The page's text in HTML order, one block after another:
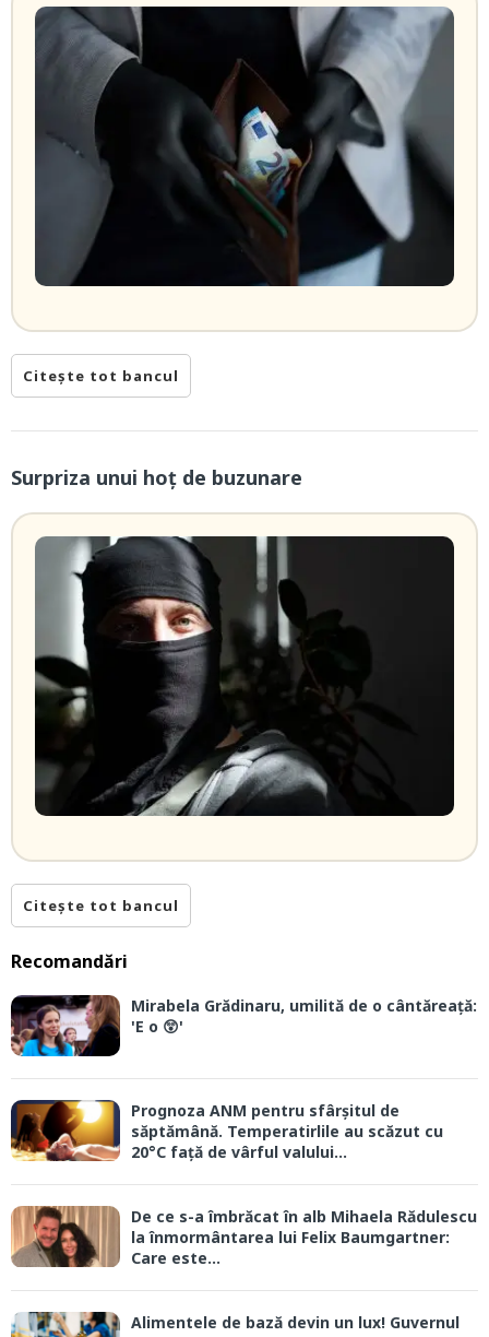
Citește tot bancul
Surpriza unui hoţ de buzunare
Citește tot bancul
Recomandări
Mirabela Grădinaru, umilită de o cântăreață:
'E o 😲'
Prognoza ANM pentru sfârșitul de
săptămână. Temperatirlile au scăzut cu
20°C față de vârful valului...
De ce s-a îmbrăcat în alb Mihaela Rădulescu
la înmormântarea lui Felix Baumgartner:
Care este...
Alimentele de bază devin un lux! Guvernul